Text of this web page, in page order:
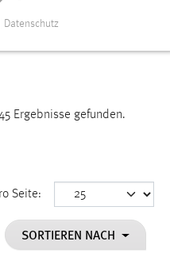
Ergebnisse gefunden.
Seite:
SORTIEREN NACH
Funktion der
Einverständnis-
Datenschutz